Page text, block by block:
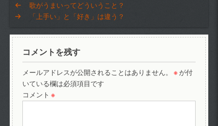
歌がうまいってどういうこと？
「上手い」と「好き」は違う？
コメントを残す
メールアドレスが公開されることはありません。 ※が付
いている欄は必須項目です
コメント ※